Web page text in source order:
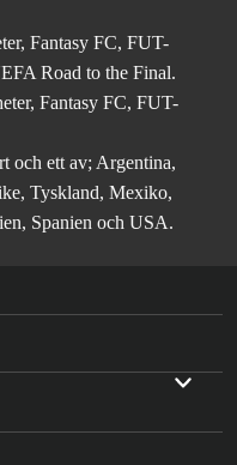
Fantasy FC, FUT-
Road to the Final.
Fantasy FC, FUT-
och ett av; Argentina,
Tyskland, Mexiko,
Spanien och USA.